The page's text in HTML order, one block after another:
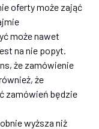
oferty może zająć
może nawet
na nie popyt.
że zamówienie
że
zamówień będzie
wyższa niż